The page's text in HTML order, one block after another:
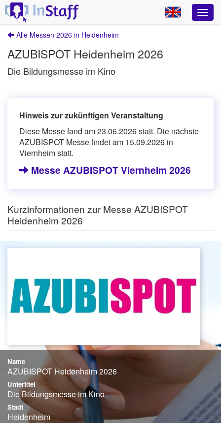
Alle Messen 2026 in Heidenheim
AZUBISPOT Heidenheim 2026
Die Bildungsmesse im Kino
Hinweis zur zukünftigen Veranstaltung
Diese Messe fand am 23.06.2026 statt. Die nächste
AZUBISPOT Messe findet am 15.09.2026 in
Viernheim statt.
Messe AZUBISPOT Viernheim 2026
Kurzinformationen zur Messe AZUBISPOT
Heidenheim 2026
Name
AZUBISPOT Heidenheim 2026
Untertitel
Die Bildungsmesse im Kino
Stadt
Heidenheim